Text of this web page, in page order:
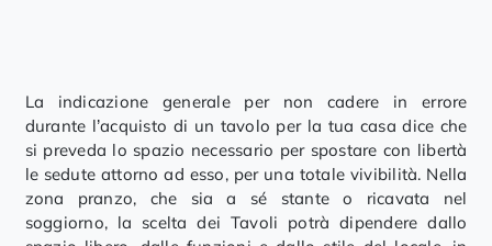
La indicazione generale per non cadere in errore
durante l’acquisto di un tavolo per la tua casa dice che
si preveda lo spazio necessario per spostare con libertà
le sedute attorno ad esso, per una totale vivibilità. Nella
zona pranzo, che sia a sé stante o ricavata nel
soggiorno, la scelta dei Tavoli potrà dipendere dallo